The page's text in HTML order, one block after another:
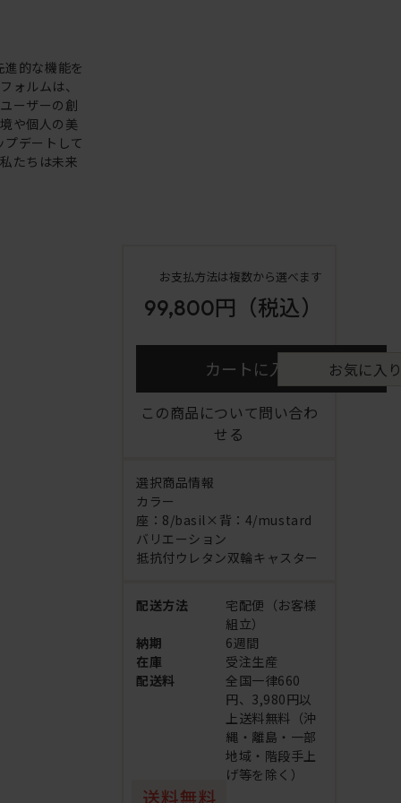
的な機能を
ォルムは、
ーザーの創
や個人の美
デートして
たちは未来
お支払方法は複数から選べます
99,800円 （税込）
カートに入れる お気に入
この商品について問い合わ
せる
選択商品情報
カラー
座：8/basil×背：4/mustard
バリエーション
抵抗付ウレタン双輪キャスター
配送方法
宅配便（お客様
組立）
納期
6週間
在庫
受注生産
配送料
全国一律660
円、3,980円以
上送料無料（沖
縄・離島・一部
地域・階段手上
げ等を除く）